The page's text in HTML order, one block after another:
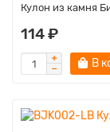
Кулон из камня
114 ₽
В